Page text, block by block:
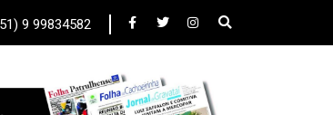
9 99834582